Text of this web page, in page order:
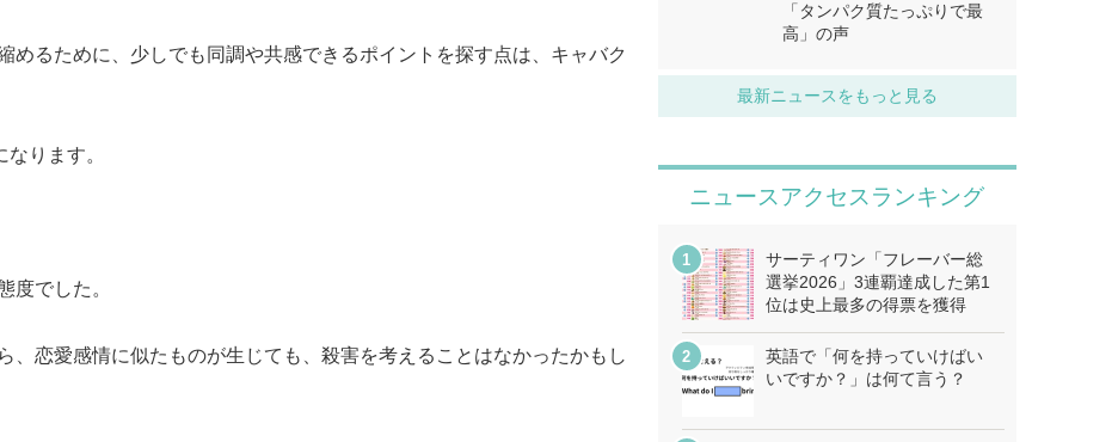
めるために、少しでも同調や共感できるポイントを探す点は、キャバク
ります。
度でした。
、恋愛感情に似たものが生じても、殺害を考えることはなかったかもし
「タンパク質たっぷりで最
高」の声
最新ニュースをもっと見る
ニュースアクセスランキング
サーティワン「フレーバー総
選挙2026」3連覇達成した第1
位は史上最多の得票を獲得
英語で「何を持っていけばい
いですか？」は何て言う？